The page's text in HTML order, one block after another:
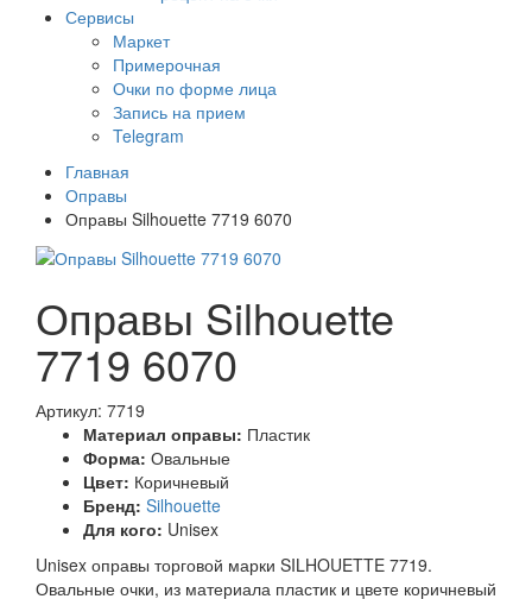
Сервисы
Маркет
Примерочная
Очки по форме лица
Запись на прием
Telegram
Главная
Оправы
Оправы Silhouette 7719 6070
Оправы Silhouette
7719 6070
Артикул: 7719
Материал оправы: Пластик
Форма: Овальные
Цвет: Коричневый
Бренд: Silhouette
Для кого: Unisex
Unisex оправы торговой марки SILHOUETTE 7719.
Овальные очки, из материала пластик и цвете коричневый